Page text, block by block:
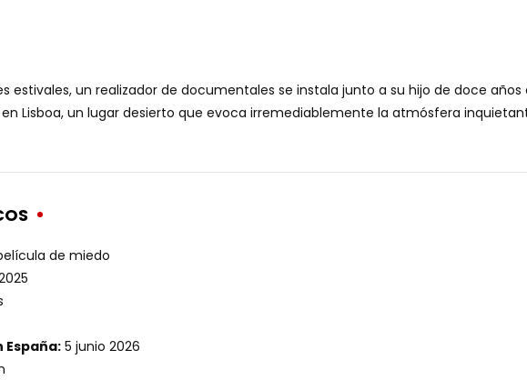
estivales, un realizador de documentales se instala junto a su hijo de doce años
Lisboa, un lugar desierto que evoca irremediablemente la atmósfera
de miedo
España: 5 junio 2026